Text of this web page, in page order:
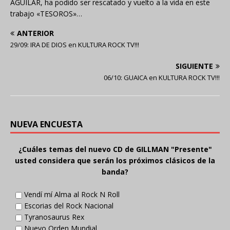
AGUILAR, ha podido ser rescatado y vuelto a la vida en este
trabajo «TESOROS»…
ANTERIOR
29/09: IRA DE DIOS en KULTURA ROCK TV!!!
SIGUIENTE
06/10: GUAICA en KULTURA ROCK TV!!!
NUEVA ENCUESTA
¿Cuáles temas del nuevo CD de GILLMAN "Presente"
usted considera que serán los próximos clásicos de la
banda?
Vendí mí Alma al Rock N Roll
Escorias del Rock Nacional
Tyranosaurus Rex